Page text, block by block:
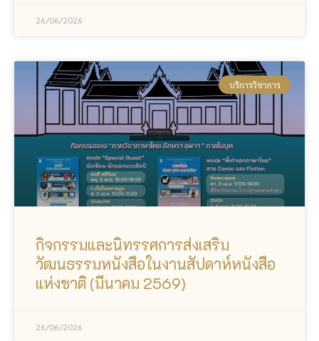
26/06/2026
บริการวิชาการ
กิจกรรมและนิทรรศการส่งเสริม
วัฒนธรรมหนังสือในงานสัปดาห์หนังสือ
แห่งชาติ (มีนาคม 2569)
26/06/2026